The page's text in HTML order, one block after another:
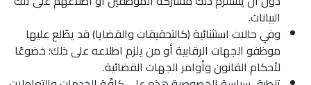
البيانات.
وفي حالات استثنائية (كالتحقيقات والقضايا) قد يطّلع عليها
موظفو الجهات الرقابية أو من يلزم اطلاعه على ذلك؛ خضوعًا
لأحكام القانون وأوامر الجهات القضائية.